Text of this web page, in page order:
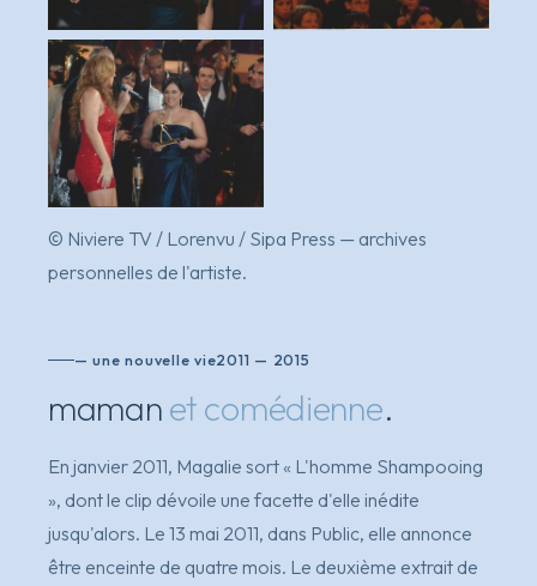
instant d'émotion
aliagas
© Niviere TV / Lorenvu / Sipa Press — archives
personnelles de l'artiste.
— une nouvelle vie2011 — 2015
mamanet comédienne.
En janvier 2011, Magalie sort « L'homme Shampooing
», dont le clip dévoile une facette d'elle inédite
jusqu'alors. Le 13 mai 2011, dans Public, elle annonce
être enceinte de quatre mois. Le deuxième extrait de